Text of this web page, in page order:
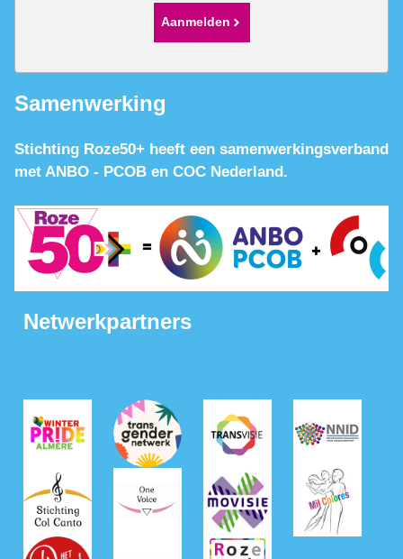
Aanmelden
Samenwerking
Stichting Roze50+ heeft een samenwerkingsverband
met ANBO - PCOB en COC Nederland.
Netwerkpartners